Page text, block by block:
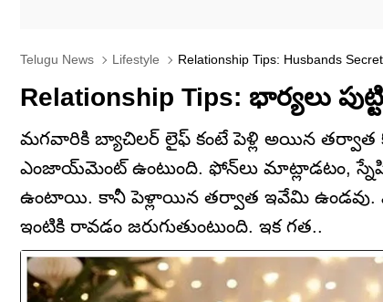
Telugu News Lifestyle Relationship Tips: Husbands
Relationship Tips: భార్యలు
మగవారికి బ్యాచిలర్‌ లైఫ్‌ కంటే పెళ్లి అయిన తర్వాత
ఎంజాయ్‌మెంట్‌ ఉంటుంది. ఫోన్‌లు మాట్లాడటం,
ఉంటాయి. కానీ పెళ్లాయిన తర్వాత ఇవేమి ఉండవు.
ఇంటికి రావడం జరుగుతుంటుంది. ఇక గత..